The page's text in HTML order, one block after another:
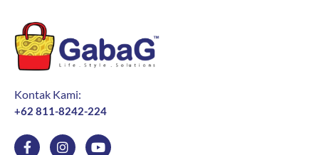
Kontak Kami:
+62 811-8242-224
F
I
Y